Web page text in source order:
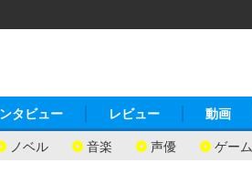
ノベル 音楽 声優 ゲーム
タビュー レビュー 動画